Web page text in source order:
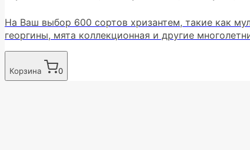
На Ваш выбор 600 сортов хризантем, такие как
георгины, мята коллекционная и другие
Корзина 0